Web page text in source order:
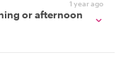
1 year ago
or afternoon